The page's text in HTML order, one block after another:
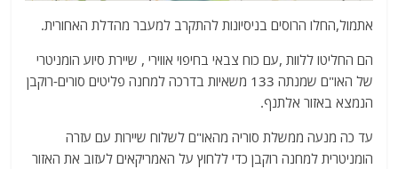
אתמול,החלו הרוסים בניסיונות להתקרב למעבר מהדלת האחורית.
הם החליטו ללוות ,עם כוח צבאי בחיפוי אווירי , שיירת סיוע הומניטרי
של האו"ם שמנתה 133 משאיות בדרכה למחנה פליטים סורים-רוקבן
הנמצא באזור אלתנף.
עד כה מנעה ממשלת סוריה מהאו"ם לשלוח שיירות עם עזרה
הומניטרית למחנה רוקבן כדי ללחוץ על האמריקאים לעזוב את האזור